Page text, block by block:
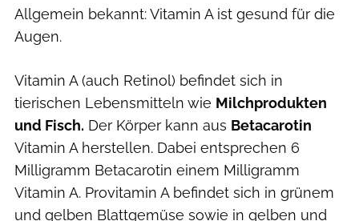
Allgemein bekannt: Vitamin A ist gesund für die
Augen.
Vitamin A (auch Retinol) befindet sich in
tierischen Lebensmitteln wie Milchprodukten
und Fisch. Der Körper kann aus Betacarotin
Vitamin A herstellen. Dabei entsprechen 6
Milligramm Betacarotin einem Milligramm
Vitamin A. Provitamin A befindet sich in grünem
und gelben Blattgemüse sowie in gelben und